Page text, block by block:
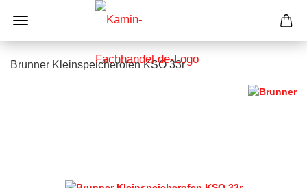
Brunner Kleinspeicherofen KSO 33r